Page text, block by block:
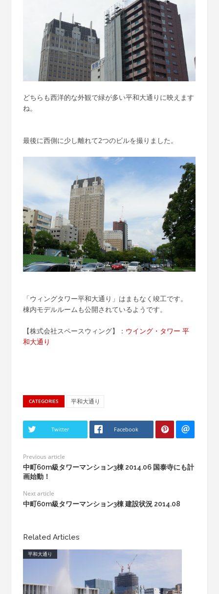
どちらも西洋的な外観で緑が多い平和大通りに映えます
ね。
最後に西側に少し離れて2つのビルを撮りました。
「ウィングタワー平和大通り」はまもなく竣工です。
棟内モデルルームも公開されているようです。
【株式会社スペースウィング】： ウイング・タワー 平
和大通り
CATEGORIES 平和大通り
Twitter Facebook
Previous article
中町60m級タワーマンション3棟 2014.06 国泰寺にも計
画始動！
Next article
中町60m級タワーマンション3棟 建設状況 2014.08
Related Articles
平和大通り